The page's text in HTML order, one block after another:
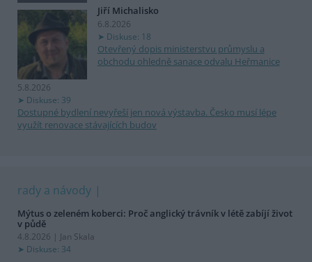
Jiří Michalisko
6.8.2026
Diskuse: 18
Otevřený dopis ministerstvu průmyslu a
obchodu ohledně sanace odvalu Heřmanice
5.8.2026
Diskuse: 39
Dostupné bydlení nevyřeší jen nová výstavba. Česko musí lépe
využít renovace stávajících budov
rady a návody
Mýtus o zeleném koberci: Proč anglický trávník v létě zabíjí život
v půdě
4.8.2026 | Jan Skala
Diskuse: 34